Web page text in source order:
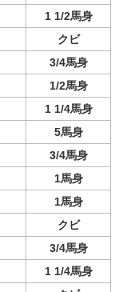
1 1/2馬身
クビ
3/4馬身
1/2馬身
1 1/4馬身
5馬身
3/4馬身
1馬身
1馬身
クビ
3/4馬身
1 1/4馬身